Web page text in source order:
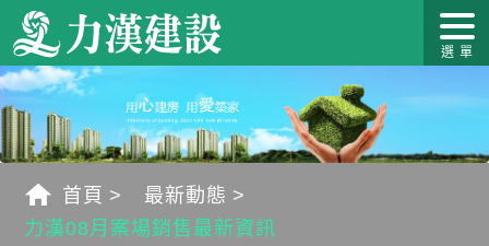
關於力
漢
最新消
息
作品介
紹
力漢學
堂
幸福工
藝
客戶服
首頁
最新動態
力漢08月案場銷售最新資訊